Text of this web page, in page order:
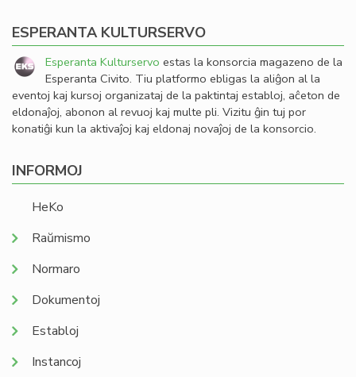
ESPERANTA KULTURSERVO
Esperanta Kulturservo estas la konsorcia magazeno de la
Esperanta Civito. Tiu platformo ebligas la aliĝon al la
eventoj kaj kursoj organizataj de la paktintaj establoj, aĉeton de
eldonaĵoj, abonon al revuoj kaj multe pli. Vizitu ĝin tuj por
konatiĝi kun la aktivaĵoj kaj eldonaj novaĵoj de la konsorcio.
INFORMOJ
HeKo
Raŭmismo
Normaro
Dokumentoj
Establoj
Instancoj